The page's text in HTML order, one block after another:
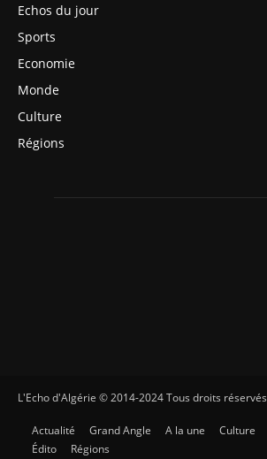
Echos du jour
Sports
Economie
Monde
Culture
Régions
L'Echo d'Algérie © 2014-2024 Tous droits réservés
Actualité Grand Angle A la une Culture
Édito
Régions